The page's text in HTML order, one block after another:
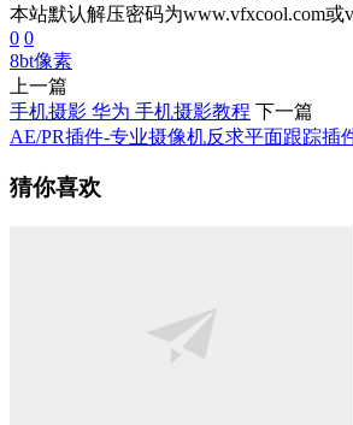
本站默认解压密码为www.vfxcool.com或
0 0
8bt像素
上一篇
手机摄影 华为 手机摄影教程 下一篇
AE/PR插件-专业摄像机反求平面跟踪插
猜你喜欢